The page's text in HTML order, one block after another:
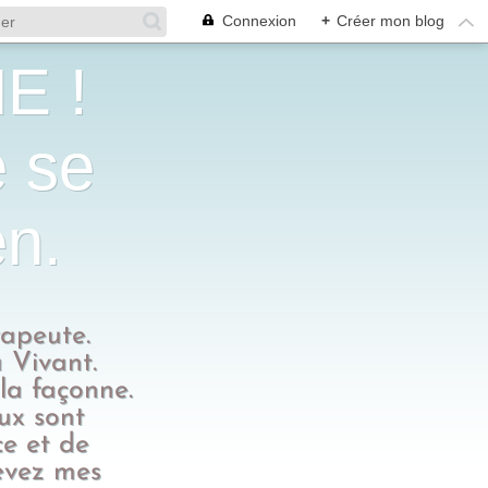
Connexion + Créer mon blog
!
se
Vivant.
façonne.
sont
et de
mes